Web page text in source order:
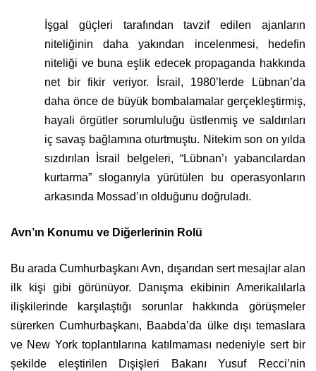
İşgal güçleri tarafından tavzif edilen ajanların
niteliğinin daha yakından incelenmesi, hedefin
niteliği ve buna eşlik edecek propaganda hakkında
net bir fikir veriyor. İsrail, 1980’lerde Lübnan’da
daha önce de büyük bombalamalar gerçekleştirmiş,
hayali örgütler sorumluluğu üstlenmiş ve saldırıları
iç savaş bağlamına oturtmuştu. Nitekim son on yılda
sızdırılan İsrail belgeleri, “Lübnan’ı yabancılardan
kurtarma” sloganıyla yürütülen bu operasyonların
arkasında Mossad’ın olduğunu doğruladı.
Avn’ın Konumu ve Diğerlerinin Rolü
Bu arada Cumhurbaşkanı Avn, dışarıdan sert mesajlar alan
ilk kişi gibi görünüyor. Danışma ekibinin Amerikalılarla
ilişkilerinde karşılaştığı sorunlar hakkında görüşmeler
sürerken Cumhurbaşkanı, Baabda’da ülke dışı temaslara
ve New York toplantılarına katılmaması nedeniyle sert bir
şekilde eleştirilen Dışişleri Bakanı Yusuf Recci’nin